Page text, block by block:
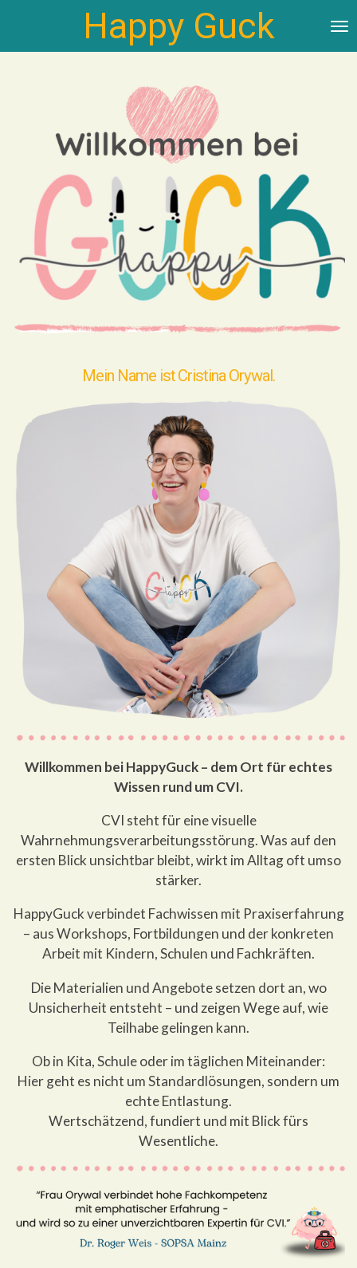
springen
Happy Guck
Mein Name ist Cristina Orywal.
Willkommen bei HappyGuck – dem Ort für echtes
Wissen rund um CVI.
CVI steht für eine visuelle
Wahrnehmungsverarbeitungsstörung. Was auf den
ersten Blick unsichtbar bleibt, wirkt im Alltag oft umso
stärker.
HappyGuck verbindet Fachwissen mit Praxiserfahrung
– aus Workshops, Fortbildungen und der konkreten
Arbeit mit Kindern, Schulen und Fachkräften.
Die Materialien und Angebote setzen dort an, wo
Unsicherheit entsteht – und zeigen Wege auf, wie
Teilhabe gelingen kann.
Ob in Kita, Schule oder im täglichen Miteinander:
Hier geht es nicht um Standardlösungen, sondern um
echte Entlastung.
Wertschätzend, fundiert und mit Blick fürs
Wesentliche.